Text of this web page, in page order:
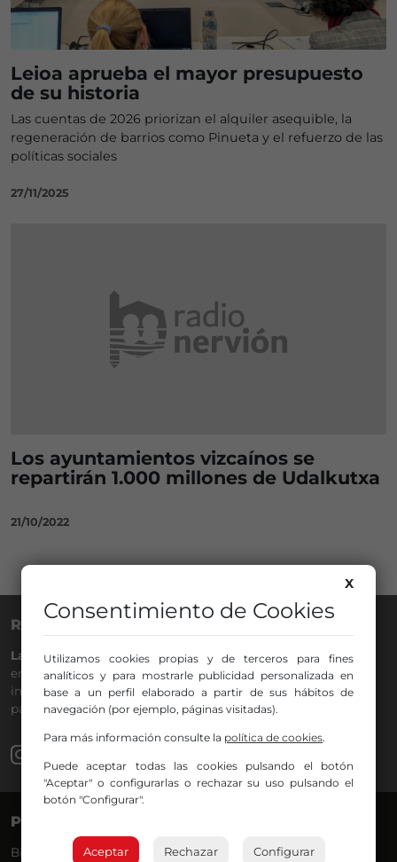
Leioa aprueba el mayor presupuesto
de su historia
Las cuentas de 2026 priorizan el alquiler asequible, la
regeneración de barrios como Pinueta y el refuerzo de las
políticas sociales
27/11/2025
Los ayuntamientos vizcaínos se
repartirán 1.000 millones de Udalkutxa
21/10/2022
RADIO NERVIÓN
La Gran Familia desde hace40 añosen la88.0
de tu dial. La
emisora de Bilbao para todos los públicos, con Más Música,
información a menos cinco, deportes, tráfico y la
participación de los oyentes.
PROGRAMAS
Bilbosport
Agurtzane
X
Consentimiento de Cookies
Utilizamos cookies propias y de terceros para fines
analíticos y para mostrarle publicidad personalizada en
base a un perfil elaborado a partir de sus hábitos de
navegación (por ejemplo, páginas visitadas).
Para más información consulte la política de cookies.
Puede aceptar todas las cookies pulsando el botón
"Aceptar" o configurarlas o rechazar su uso pulsando el
botón "Configurar".
Aceptar Rechazar Configurar